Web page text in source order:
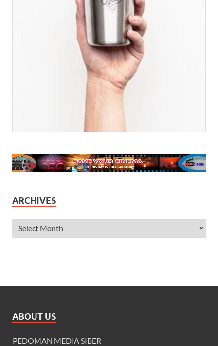
ARCHIVES
ABOUT US
PEDOMAN MEDIA SIBER